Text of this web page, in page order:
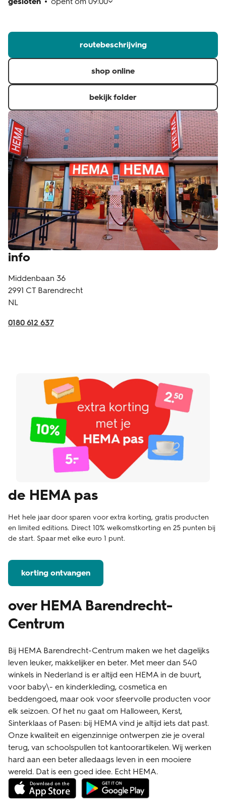
routebeschrijving
shop online
bekijk folder
info
Middenbaan 36
2991 CT Barendrecht
NL
0180 612 637
de HEMA pas
Het hele jaar door sparen voor extra korting, gratis producten
en limited editions. Direct 10% welkomstkorting en 25 punten bij
de start. Spaar met elke euro 1 punt.
korting ontvangen
over HEMA Barendrecht-
Centrum
Bij HEMA Barendrecht-Centrum maken we het dagelijks
leven leuker, makkelijker en beter. Met meer dan 540
winkels in Nederland is er altijd een HEMA in de buurt,
voor baby\- en kinderkleding, cosmetica en
beddengoed, maar ook voor sfeervolle producten voor
elk seizoen. Of het nu gaat om Halloween, Kerst,
Sinterklaas of Pasen: bij HEMA vind je altijd iets dat past.
Onze kwaliteit en eigenzinnige ontwerpen zie je overal
terug, van schoolspullen tot kantoorartikelen. Wij werken
hard aan een beter alledaags leven in een mooiere
wereld. Dat is een goed idee. Echt HEMA.